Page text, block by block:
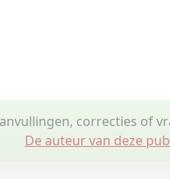
correcties of
De auteur van deze